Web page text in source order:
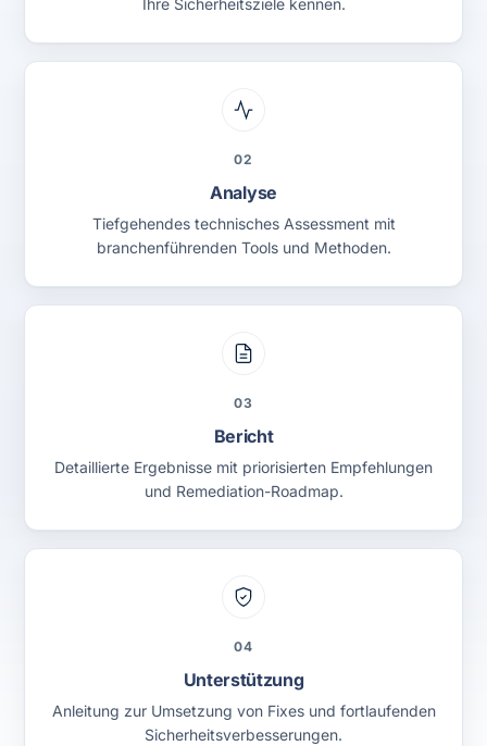
Ihre Sicherheitsziele kennen.
02
Analyse
Tiefgehendes technisches Assessment mit
branchenführenden Tools und Methoden.
03
Bericht
Detaillierte Ergebnisse mit priorisierten Empfehlungen
und Remediation-Roadmap.
04
Unterstützung
Anleitung zur Umsetzung von Fixes und fortlaufenden
Sicherheitsverbesserungen.